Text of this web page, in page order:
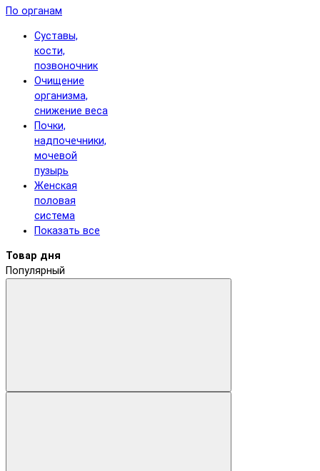
По органам
Суставы,
кости,
позвоночник
Очищение
организма,
снижение веса
Почки,
надпочечники,
мочевой
пузырь
Женская
половая
система
Показать все
Товар дня
Популярный